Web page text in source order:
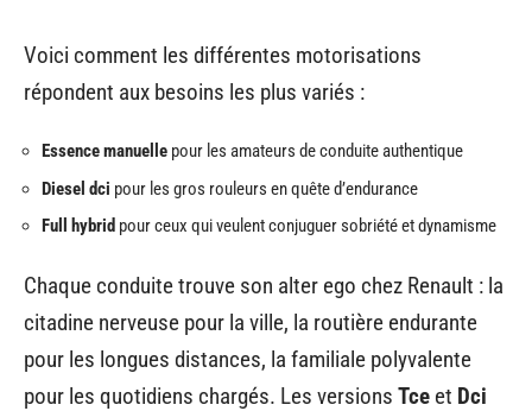
Voici comment les différentes motorisations
répondent aux besoins les plus variés :
Essence manuelle pour les amateurs de conduite authentique
Diesel dci pour les gros rouleurs en quête d’endurance
Full hybrid pour ceux qui veulent conjuguer sobriété et dynamisme
Chaque conduite trouve son alter ego chez Renault : la
citadine nerveuse pour la ville, la routière endurante
pour les longues distances, la familiale polyvalente
pour les quotidiens chargés. Les versions Tce et Dci